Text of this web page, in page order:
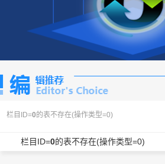
栏目ID=0的表不存在(操作类型=0)
栏目ID=0的表不存在(操作类型=0)